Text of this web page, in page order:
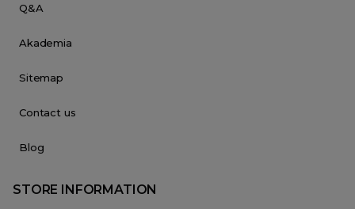
Q&A
Akademia
Sitemap
Contact us
Blog
STORE INFORMATION